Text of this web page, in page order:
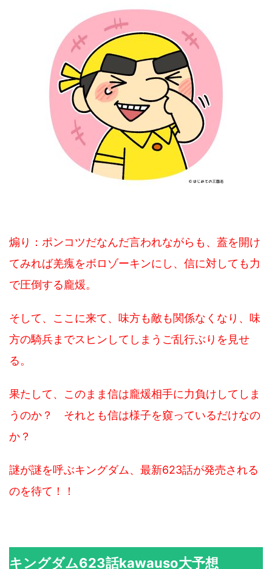
煽り：ポンコツだなんだ言われながらも、蓋を開け
てみれば羌瘣をボロゾーキンにし、信に対しても力
で圧倒する龐煖。
そして、ここに来て、味方も敵も関係なくなり、味
方の騎兵までスヒンしてしまうご乱行ぶりを見せ
る。
果たして、このまま信は龐煖相手に力負けしてしま
うのか？ それとも信は様子を窺っているだけなの
か？
謎が謎を呼ぶキングダム、最新623話が発売される
のを待て！！
キングダム623話kawauso大予想